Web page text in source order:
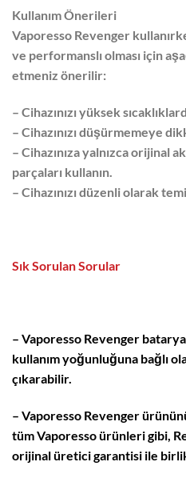
Kullanım Önerileri
Vaporesso Revenger
ve performanslı olması için
etmeniz önerilir:
– Cihazınızı yüksek
– Cihazınızı düşürmemeye
– Cihazınıza yalnızca orijinal
parçaları kullanın.
– Cihazınızı düzenli olarak
Sık Sorulan Sorular
– Vaporesso Revenger
kullanım yoğunluğuna bağlı
çıkarabilir.
– Vaporesso Revenger
tüm Vaporesso ürünleri gibi,
orijinal üretici garantisi ile